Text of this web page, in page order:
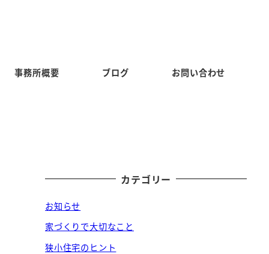
事務所概要 ブログ お問い合わせ
カテゴリー
お知らせ
家づくりで大切なこと
狭小住宅のヒント